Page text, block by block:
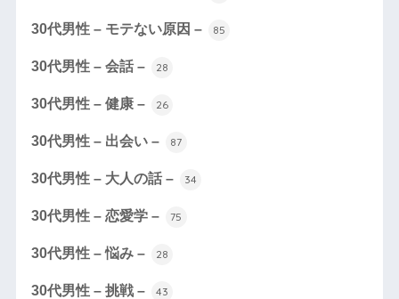
30代男性 – モテない原因 – 85
30代男性 – 会話 – 28
30代男性 – 健康 – 26
30代男性 – 出会い – 87
30代男性 – 大人の話 – 34
30代男性 – 恋愛学 – 75
30代男性 – 悩み – 28
30代男性 – 挑戦 – 43